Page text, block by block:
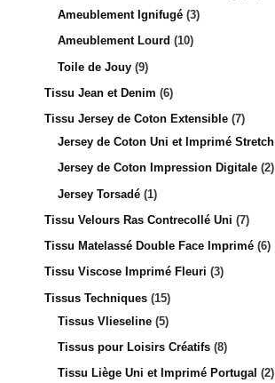
Ameublement Ignifugé 3
Ameublement Lourd
10
Toile de Jouy 9
Tissu Jean et Denim 6
Tissu Jersey de Coton Extensible 7
Jersey de Coton Uni et Imprimé Stretch
Jersey de Coton Impression Digitale 2
Jersey Torsadé 1
Tissu Velours Ras Contrecollé Uni 7
Tissu Matelassé Double Face Imprimé 6
Tissu Viscose Imprimé Fleuri 3
Tissus Techniques 15
Tissus Vlieseline 5
Tissus pour Loisirs Créatifs 8
Tissu Liège Uni et Imprimé Portugal
2